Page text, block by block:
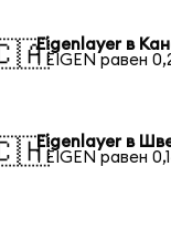
Eigenlayer в
1 EIGEN равен
Eigenlayer в
1 EIGEN равен